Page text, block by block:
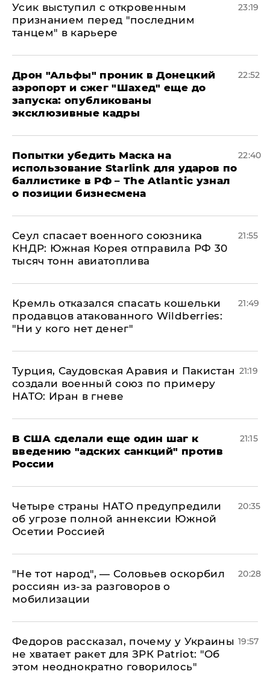
Усик выступил с откровенным
признанием перед "последним
танцем" в карьере
23:19
Дрон "Альфы" проник в Донецкий
аэропорт и сжег "Шахед" еще до
запуска: опубликованы
эксклюзивные кадры
22:52
Попытки убедить Маска на
использование Starlink для ударов по
баллистике в РФ – The Atlantic узнал
о позиции бизнесмена
22:40
​Сеул спасает военного союзника
КНДР: Южная Корея отправила РФ 30
тысяч тонн авиатоплива
21:55
Кремль отказался спасать кошельки
продавцов атакованного Wildberries:
"Ни у кого нет денег"
21:49
Турция, Саудовская Аравия и Пакистан
создали военный союз по примеру
НАТО: Иран в гневе
21:19
В США сделали еще один шаг к
введению "адских санкций" против
России
21:15
Четыре страны НАТО предупредили
об угрозе полной аннексии Южной
Осетии Россией
20:35
​"Не тот народ", — Соловьев оскорбил
россиян из-за разговоров о
мобилизации
20:28
Федоров рассказал, почему у Украины
не хватает ракет для ЗРК Patriot: "Об
этом неоднократно говорилось"
19:57